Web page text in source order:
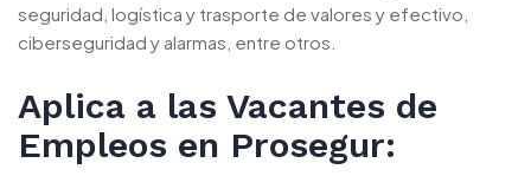
seguridad, logística y trasporte de valores y efectivo,
ciberseguridad y alarmas, entre otros.
Aplica a las Vacantes de
Empleos en Prosegur: